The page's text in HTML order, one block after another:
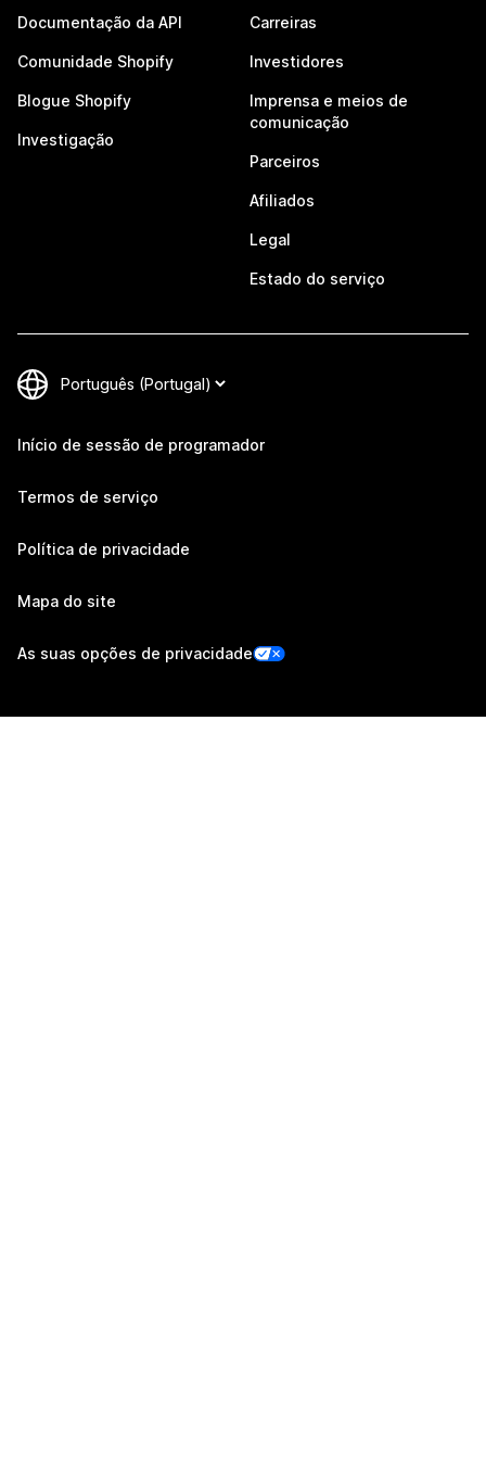
Documentação da API
Comunidade Shopify
Blogue Shopify
Investigação
Carreiras
Investidores
Imprensa e meios de
comunicação
Parceiros
Afiliados
Legal
Estado do serviço
Início de sessão de programador
Termos de serviço
Política de privacidade
Mapa do site
As suas opções de privacidade